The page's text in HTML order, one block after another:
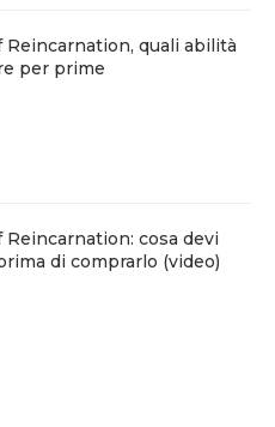
Reincarnation, quali abilità
per prime
Reincarnation: cosa devi
di comprarlo (video)